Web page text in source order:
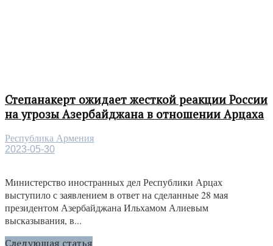
Степанакерт ожидает жесткой реакции России
на угрозы Азербайджана в отношении Арцаха
Республика Армения
2023-05-30
Министерство иностранных дел Республики Арцах
выступило с заявлением в ответ на сделанные 28 мая
президентом Азербайджана Ильхамом Алиевым
высказывания, в...
Следующая статья